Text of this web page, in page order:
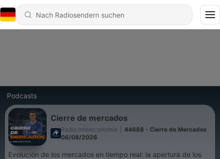
Podcasts
Cierre de mercados
Radio Intereconomía
44688 - Cierre de Mercados
06/08/2026
Evolución de los mercados en tiempo real: la apertura de los